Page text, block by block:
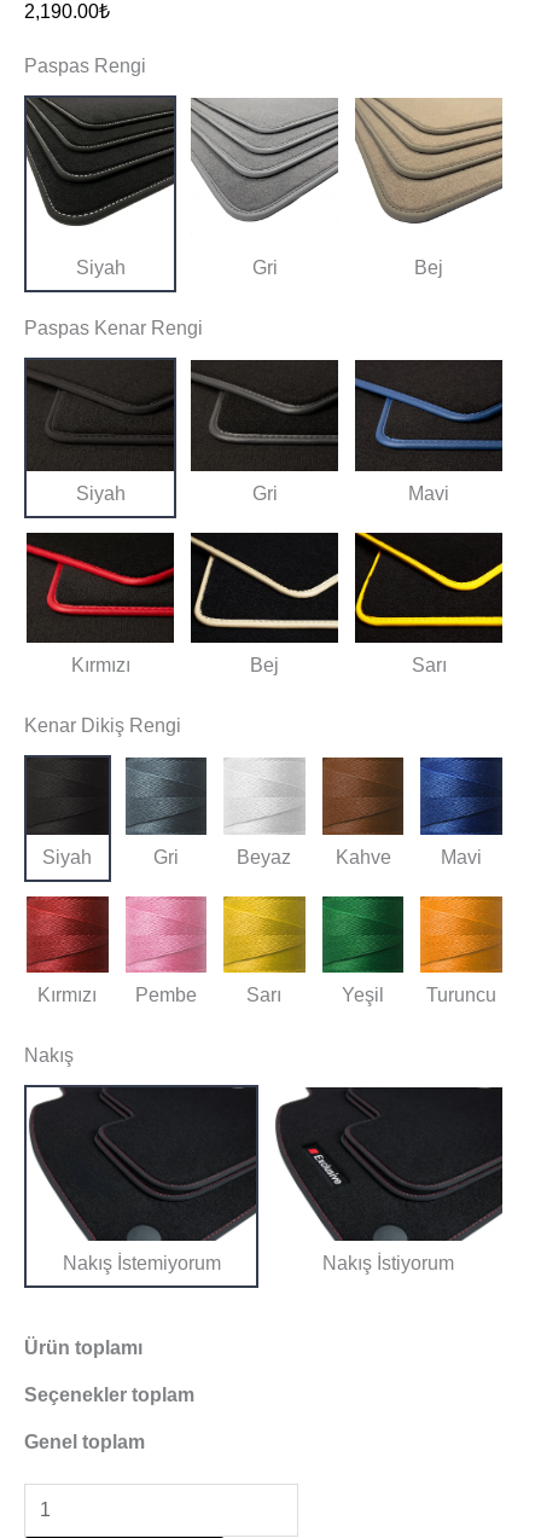
2,190.00₺
Paspas Rengi
Siyah Gri Bej
Paspas Kenar Rengi
Siyah Gri Mavi
Kırmızı Bej Sarı
Kenar Dikiş Rengi
Siyah Gri Beyaz Kahve Mavi
Kırmızı Pembe Sarı Yeşil Turuncu
Nakış
Nakış İstemiyorum Nakış İstiyorum
Ürün toplamı
Seçenekler toplam
Genel toplam